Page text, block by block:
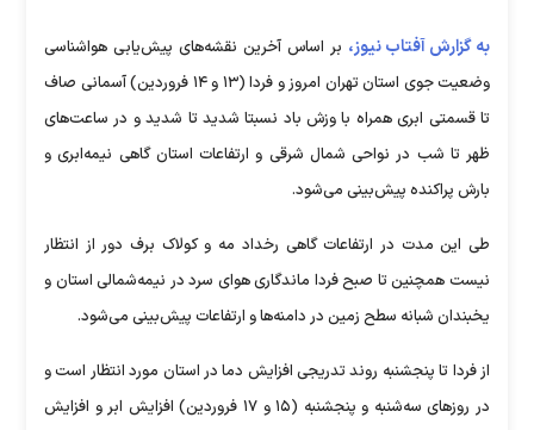
به گزارش آفتاب نیوز، بر اساس آخرین نقشه‌های پیش‌یابی هواشناسی
وضعیت جوی استان تهران امروز و فردا (۱۳ و ۱۴ فروردین) آسمانی صاف
تا قسمتی ابری همراه با وزش باد نسبتا شدید تا شدید و در ساعت‌های
ظهر تا شب در نواحی شمال شرقی و ارتفاعات استان گاهی نیمه‌ابری و
بارش پراکنده پیش‌بینی می‌شود.
طی این مدت در ارتفاعات گاهی رخداد مه و کولاک برف دور از انتظار
نیست همچنین تا صبح فردا ماندگاری هوای سرد در نیمه‌شمالی استان و
یخبندان شبانه سطح زمین در دامنه‌ها و ارتفاعات پیش‌بینی می‌شود.
از فردا تا پنجشنبه روند تدریجی افزایش دما در استان مورد انتظار است و
در روز‌های سه‌شنبه و پنجشنبه (۱۵ و ۱۷ فروردین) افزایش ابر و افزایش